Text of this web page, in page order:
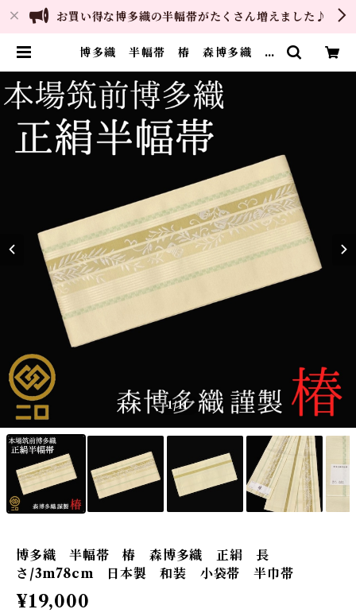
お買い得な博多織の半幅帯がたくさん増えました♪
博多織 半幅帯 椿 森博多織 正
装 小袋帯 半巾帯 | ご縁や 着
物・帯・和装小物 呉服問屋 直販
サイト
1/11
博多織 半幅帯 椿 森博多織 正絹 長
さ/3m78cm 日本製 和装 小袋帯 半巾帯
¥19,000